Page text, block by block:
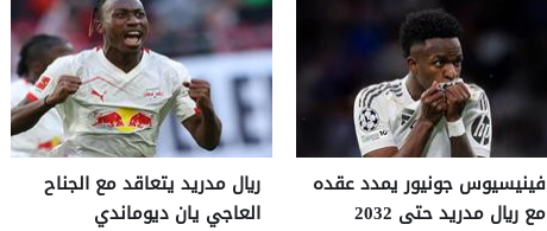
فينيسيوس جونيور يمدد عقده
مع ريال مدريد حتى 2032
ريال مدريد يتعاقد مع الجناح
العاجي يان ديوماندي